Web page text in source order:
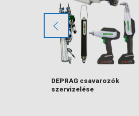
DEPRAG csavarozók
szervizelése